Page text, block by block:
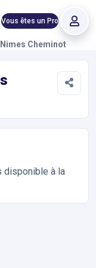
Vous êtes un Pro
Cheminot
disponible à la